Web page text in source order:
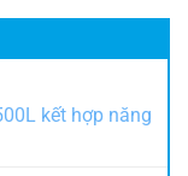
kết hợp năng